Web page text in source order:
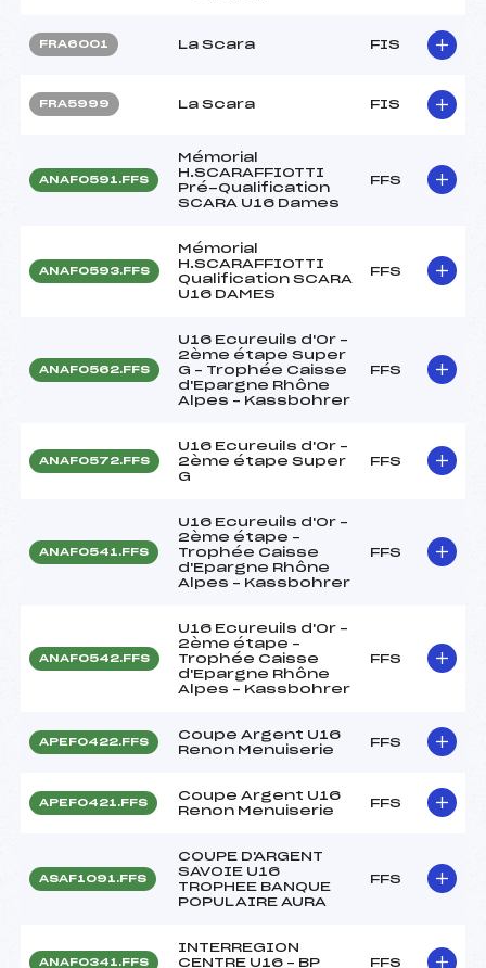
FRA6001 La Scara FIS
FRA5999 La Scara FIS
ANAF0591.FFS
Mémorial
H.SCARAFFIOTTI
Pré-Qualification
SCARA U16 Dames
FFS
ANAF0593.FFS
Mémorial
H.SCARAFFIOTTI
Qualification SCARA
U16 DAMES
FFS
ANAF0562.FFS
U16 Ecureuils d'Or –
2ème étape Super
G – Trophée Caisse
d'Epargne Rhône
Alpes – Kassbohrer
FFS
ANAF0572.FFS
U16 Ecureuils d'Or –
2ème étape Super
G
FFS
ANAF0541.FFS
U16 Ecureuils d'Or –
2ème étape –
Trophée Caisse
d'Epargne Rhône
Alpes – Kassbohrer
FFS
ANAF0542.FFS
U16 Ecureuils d'Or –
2ème étape –
Trophée Caisse
d'Epargne Rhône
Alpes – Kassbohrer
FFS
APEF0422.FFS
Coupe Argent U16
Renon Menuiserie
FFS
APEF0421.FFS
Coupe Argent U16
Renon Menuiserie
FFS
ASAF1091.FFS
COUPE D'ARGENT
SAVOIE U16
TROPHEE BANQUE
POPULAIRE AURA
FFS
ANAF0341.FFS
INTERREGION
CENTRE U16 – BP
FFS